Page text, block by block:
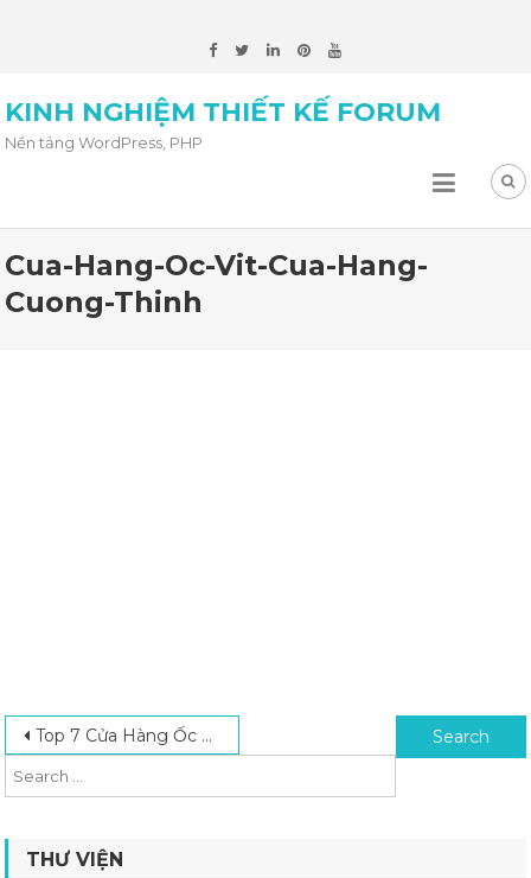
KINH NGHIỆM THIẾT KẾ FORUM
Nền tảng WordPress, PHP
Cua-Hang-Oc-Vit-Cua-Hang-
Cuong-Thinh
Post navigation
Top 7 Cửa Hàng Ốc Vít Chất Lượng Giá Tốt Nhất 2025 Search for:
THƯ VIỆN